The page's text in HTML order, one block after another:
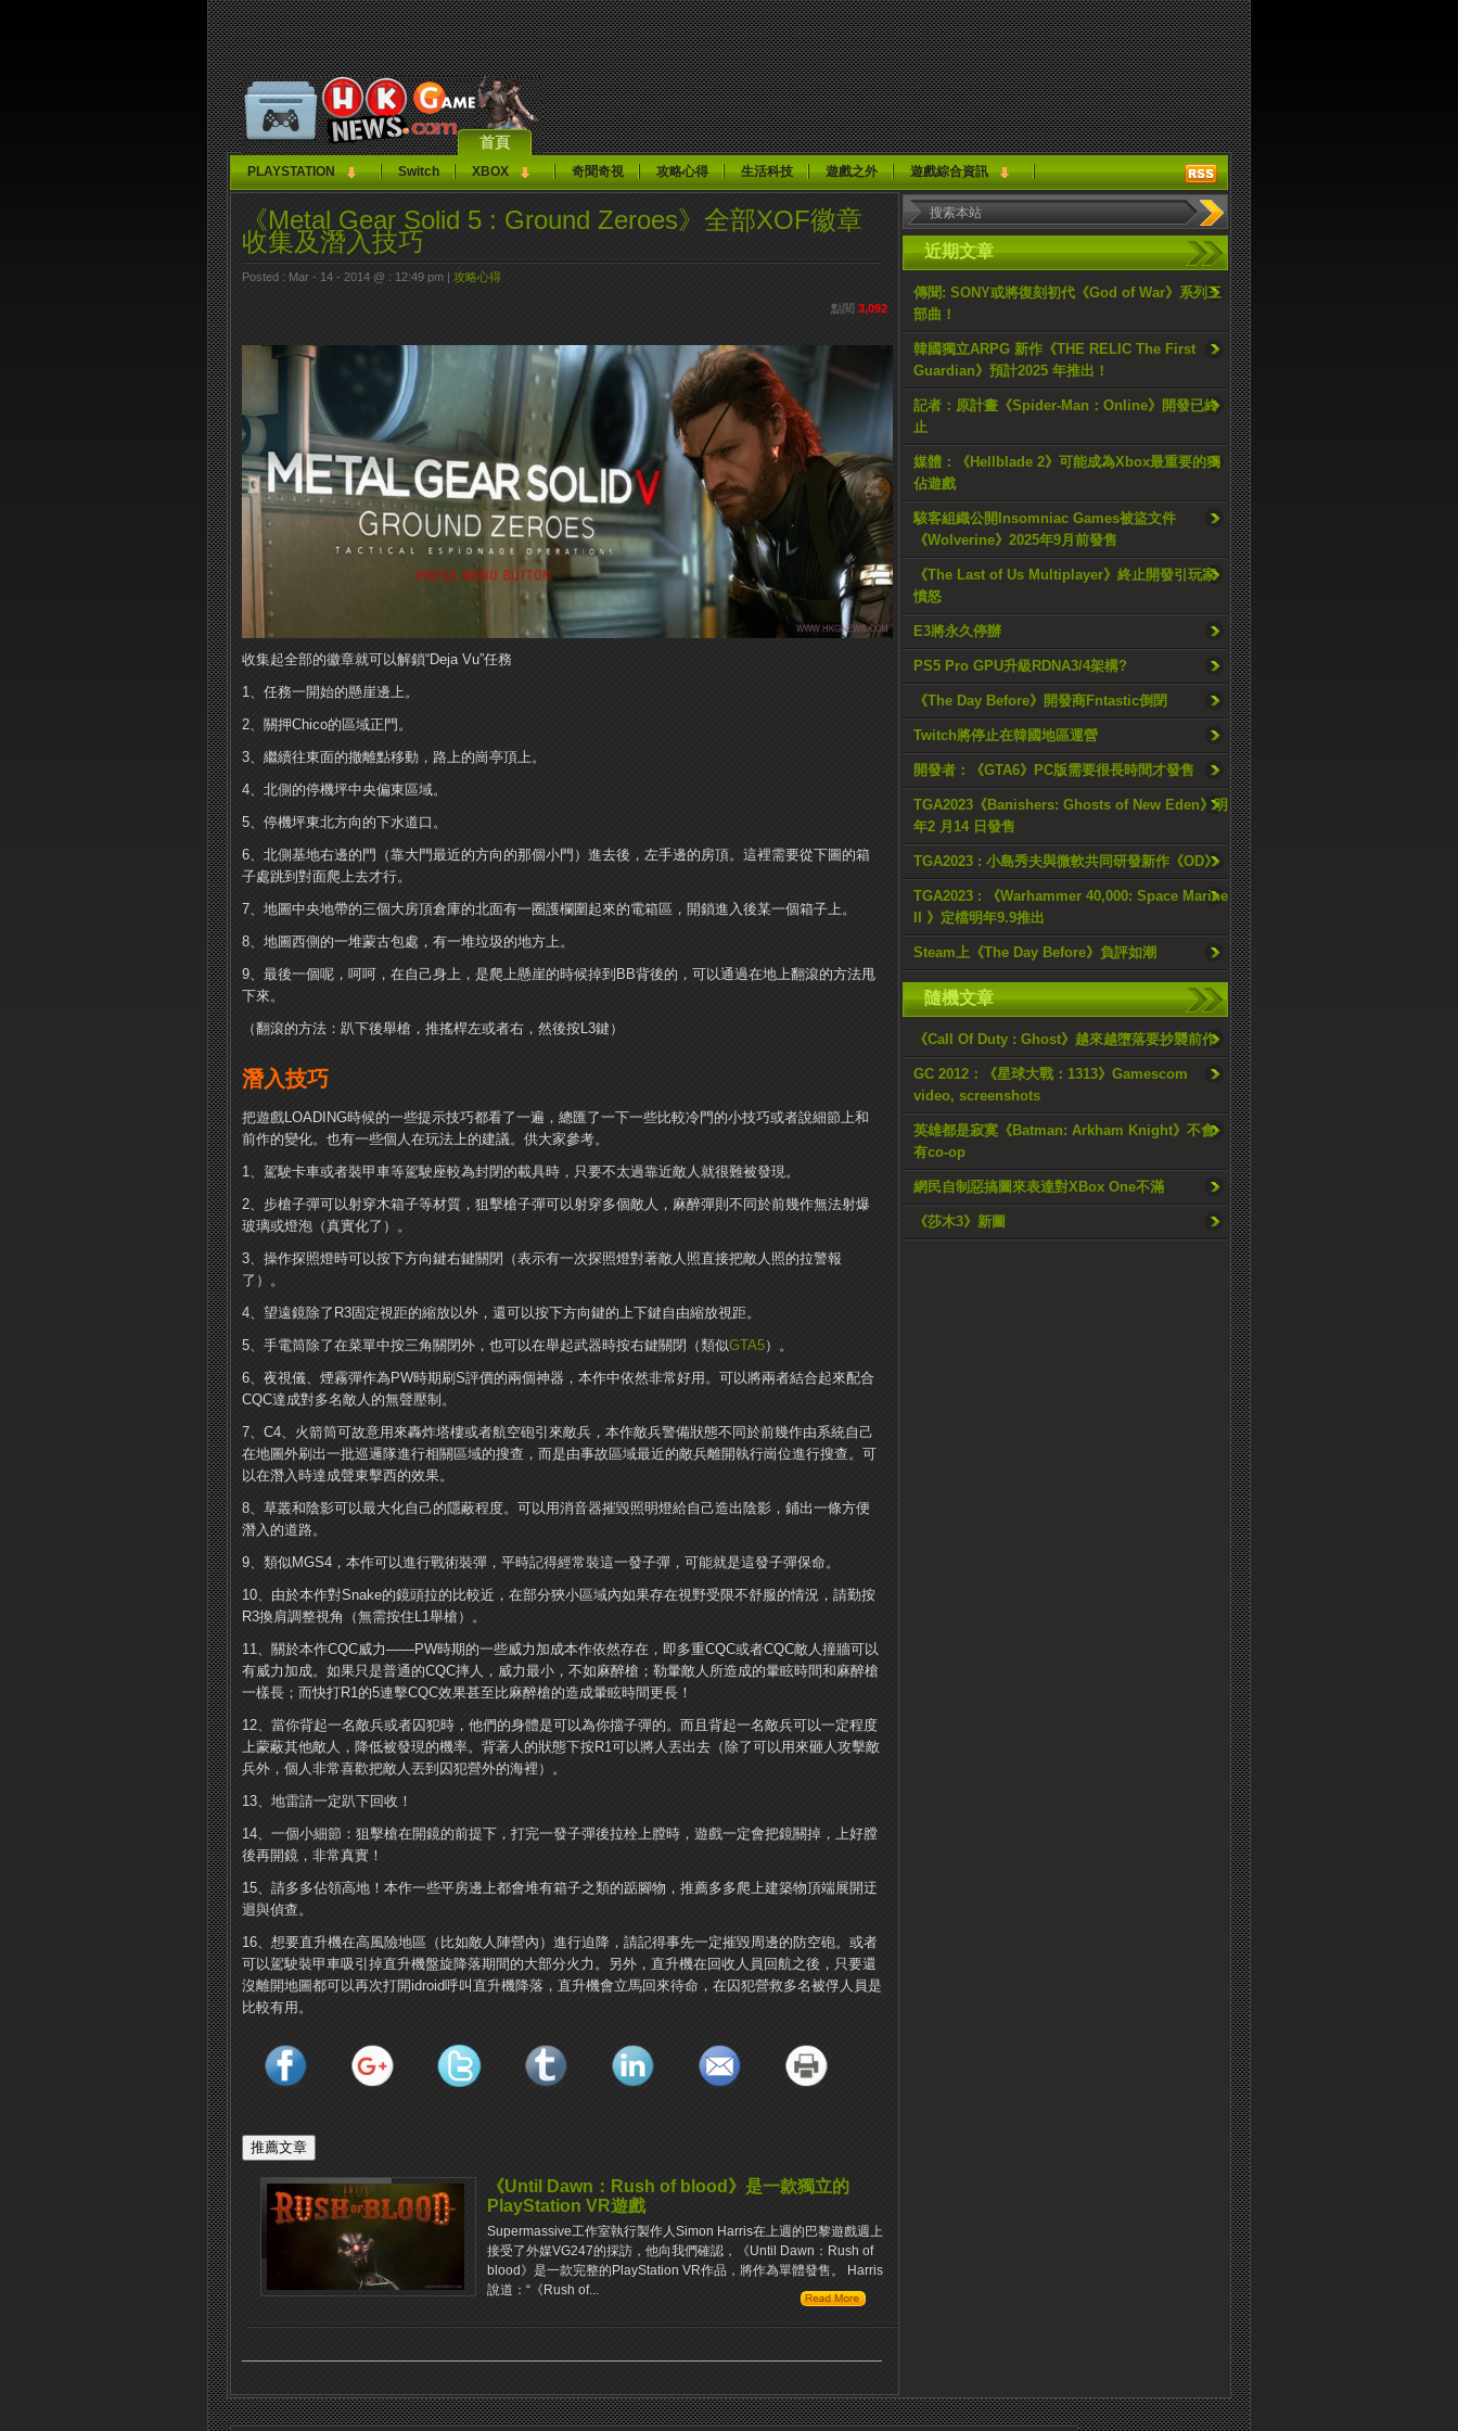
首頁
PLAYSTATION Switch XBOX 奇聞奇視 攻略心得 生活科技 遊戲之外 遊戲綜合資訊
近期文章
傳聞: SONY或將復刻初代《God of War》系列三
部曲！
韓國獨立ARPG 新作《THE RELIC The First
Guardian》預計2025 年推出！
記者：原計畫《Spider-Man：Online》開發已終
止
媒體：《Hellblade 2》可能成為Xbox最重要的獨
佔遊戲
駭客組織公開Insomniac Games被盜文件
《Wolverine》2025年9月前發售
《The Last of Us Multiplayer》終止開發引玩家
憤怒
E3將永久停辦
PS5 Pro GPU升級RDNA3/4架構?
《The Day Before》開發商Fntastic倒閉
Twitch將停止在韓國地區運營
開發者：《GTA6》PC版需要很長時間才發售
TGA2023《Banishers: Ghosts of New Eden》明
年2 月14 日發售
TGA2023 : 小島秀夫與微軟共同研發新作《OD》
TGA2023 : 《Warhammer 40,000: Space Marine
II 》定檔明年9.9推出
Steam上《The Day Before》負評如潮
隨機文章
《Call Of Duty : Ghost》越來越墮落要抄襲前作
GC 2012：《星球大戰：1313》Gamescom
video, screenshots
英雄都是寂寞《Batman: Arkham Knight》不會
有co-op
網民自制惡搞圖來表達對XBox One不滿
《莎木3》新圖
《Metal Gear Solid 5 : Ground Zeroes》全部XOF徽章
收集及潛入技巧
Posted : Mar - 14 - 2014 @ : 12:49 pm | 攻略心得
點閱 3,092
收集起全部的徽章就可以解鎖“Deja Vu”任務
1、任務一開始的懸崖邊上。
2、關押Chico的區域正門。
3、繼續往東面的撤離點移動，路上的崗亭頂上。
4、北側的停機坪中央偏東區域。
5、停機坪東北方向的下水道口。
6、北側基地右邊的門（靠大門最近的方向的那個小門）進去後，左手邊的房頂。這裡需要從下圖的箱
子處跳到對面爬上去才行。
7、地圖中央地帶的三個大房頂倉庫的北面有一圈護欄圍起來的電箱區，開鎖進入後某一個箱子上。
8、地圖西側的一堆蒙古包處，有一堆垃圾的地方上。
9、最後一個呢，呵呵，在自己身上，是爬上懸崖的時候掉到BB背後的，可以通過在地上翻滾的方法甩
下來。
（翻滾的方法：趴下後舉槍，推搖桿左或者右，然後按L3鍵）
潛入技巧
把遊戲LOADING時候的一些提示技巧都看了一遍，總匯了一下一些比較冷門的小技巧或者說細節上和
前作的變化。也有一些個人在玩法上的建議。供大家參考。
1、駕駛卡車或者裝甲車等駕駛座較為封閉的載具時，只要不太過靠近敵人就很難被發現。
2、步槍子彈可以射穿木箱子等材質，狙擊槍子彈可以射穿多個敵人，麻醉彈則不同於前幾作無法射爆
玻璃或燈泡（真實化了）。
3、操作探照燈時可以按下方向鍵右鍵關閉（表示有一次探照燈對著敵人照直接把敵人照的拉警報
了）。
4、望遠鏡除了R3固定視距的縮放以外，還可以按下方向鍵的上下鍵自由縮放視距。
5、手電筒除了在菜單中按三角關閉外，也可以在舉起武器時按右鍵關閉（類似GTA5）。
6、夜視儀、煙霧彈作為PW時期刷S評價的兩個神器，本作中依然非常好用。可以將兩者結合起來配合
CQC達成對多名敵人的無聲壓制。
7、C4、火箭筒可故意用來轟炸塔樓或者航空砲引來敵兵，本作敵兵警備狀態不同於前幾作由系統自己
在地圖外刷出一批巡邏隊進行相關區域的搜查，而是由事故區域最近的敵兵離開執行崗位進行搜查。可
以在潛入時達成聲東擊西的效果。
8、草叢和陰影可以最大化自己的隱蔽程度。可以用消音器摧毀照明燈給自己造出陰影，鋪出一條方便
潛入的道路。
9、類似MGS4，本作可以進行戰術裝彈，平時記得經常裝這一發子彈，可能就是這發子彈保命。
10、由於本作對Snake的鏡頭拉的比較近，在部分狹小區域內如果存在視野受限不舒服的情況，請勤按
R3換肩調整視角（無需按住L1舉槍）。
11、關於本作CQC威力——PW時期的一些威力加成本作依然存在，即多重CQC或者CQC敵人撞牆可以
有威力加成。如果只是普通的CQC摔人，威力最小，不如麻醉槍；勒暈敵人所造成的暈眩時間和麻醉槍
一樣長；而快打R1的5連擊CQC效果甚至比麻醉槍的造成暈眩時間更長！
12、當你背起一名敵兵或者囚犯時，他們的身體是可以為你擋子彈的。而且背起一名敵兵可以一定程度
上蒙蔽其他敵人，降低被發現的機率。背著人的狀態下按R1可以將人丟出去（除了可以用來砸人攻擊敵
兵外，個人非常喜歡把敵人丟到囚犯營外的海裡）。
13、地雷請一定趴下回收！
14、一個小細節：狙擊槍在開鏡的前提下，打完一發子彈後拉栓上膛時，遊戲一定會把鏡關掉，上好膛
後再開鏡，非常真實！
15、請多多佔領高地！本作一些平房邊上都會堆有箱子之類的踮腳物，推薦多多爬上建築物頂端展開迂
迴與偵查。
16、想要直升機在高風險地區（比如敵人陣營內）進行迫降，請記得事先一定摧毀周邊的防空砲。或者
可以駕駛裝甲車吸引掉直升機盤旋降落期間的大部分火力。另外，直升機在回收人員回航之後，只要還
沒離開地圖都可以再次打開idroid呼叫直升機降落，直升機會立馬回來待命，在囚犯營救多名被俘人員是
比較有用。
《Until Dawn：Rush of blood》是一款獨立的
PlayStation VR遊戲
Supermassive工作室執行製作人Simon Harris在上週的巴黎遊戲週上
接受了外媒VG247的採訪，他向我們確認，《Until Dawn：Rush of
blood》是一款完整的PlayStation VR作品，將作為單體發售。 Harris
說道：“《Rush of...